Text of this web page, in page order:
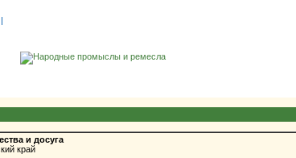
|
и досуга
край